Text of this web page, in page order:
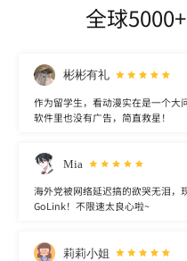
全球
彬彬有礼
作为留学生，看动漫实在是一个大
软件里也没有广告，简直救星！
Mia
海外党被网络延迟搞的欲哭无泪，
GoLink！不限速太良心啦~
莉莉小姐